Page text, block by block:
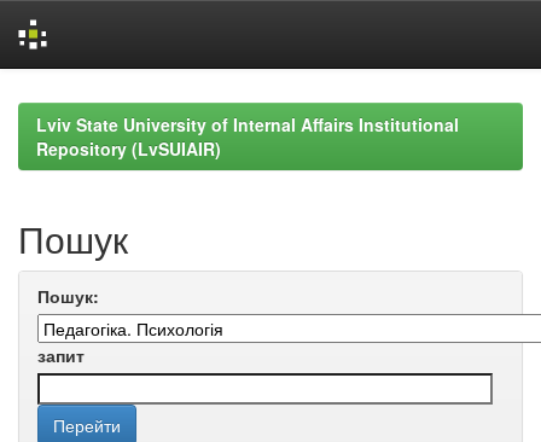
navigationLviv State University of Internal Affairs Institutional
Repository (LvSUIAIR)
Пошук
Пошук:
запит